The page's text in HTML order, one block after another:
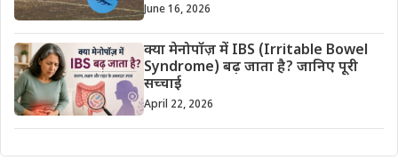
June 16, 2026
क्या मेनोपॉज़ में IBS (Irritable Bowel
Syndrome) बढ़ जाता है? जानिए पूरी
सच्चाई
April 22, 2026